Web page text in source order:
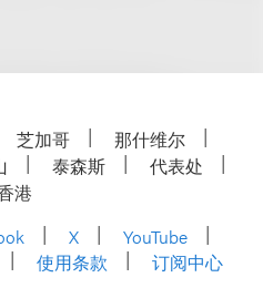
芝加哥
那什维尔
泰森斯
代表处
港
X
YouTube
使用条款 订阅中心